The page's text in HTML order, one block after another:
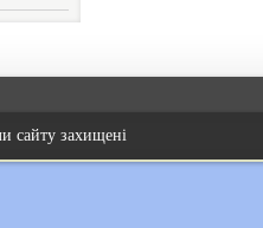
сайту захищені